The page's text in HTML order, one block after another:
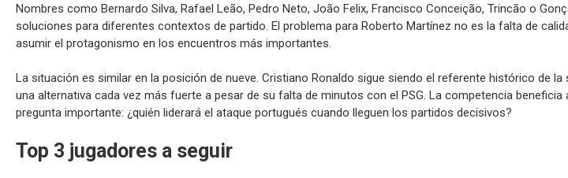
Nombres como Bernardo Silva, Rafael Leão, Pedro Neto, João Felix, Francisco Conceição, Trincão o
soluciones para diferentes contextos de partido. El problema para Roberto Martínez no es la falta de
asumir el protagonismo en los encuentros más importantes.
La situación es similar en la posición de nueve. Cristiano Ronaldo sigue siendo el referente histórico de
una alternativa cada vez más fuerte a pesar de su falta de minutos con el PSG. La competencia beneficia
pregunta importante: ¿quién liderará el ataque portugués cuando lleguen los partidos decisivos?
Top 3 jugadores a seguir